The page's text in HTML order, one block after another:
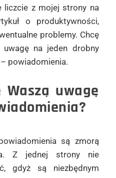
liczcie z mojej strony na
o produktywności,
problemy. Chcę
uwagę na jeden drobny
powiadomienia.
Waszą uwagę
są zmorą
Z jednej strony nie
gdyż są niezbędnym